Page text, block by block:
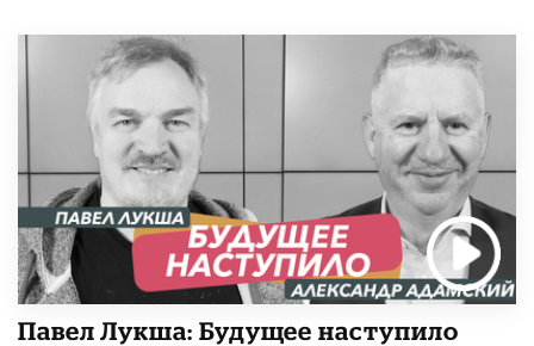
Павел Лукша: Будущее наступило